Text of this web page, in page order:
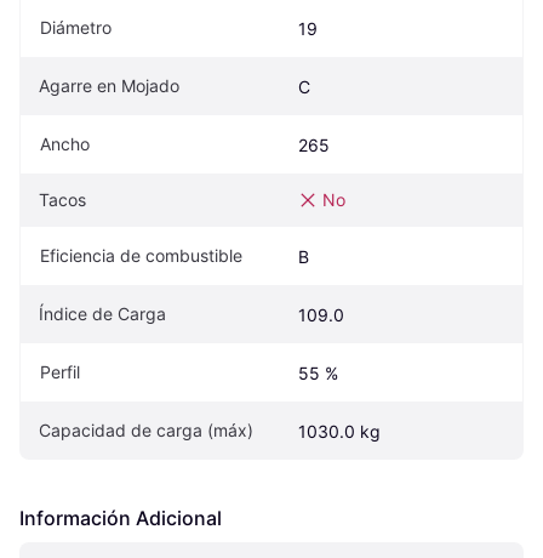
Diámetro 19
Agarre en Mojado C
Ancho 265
Tacos No
Eficiencia de combustible B
Índice de Carga 109.0
Perfil 55 %
Capacidad de carga (máx) 1030.0 kg
Información Adicional